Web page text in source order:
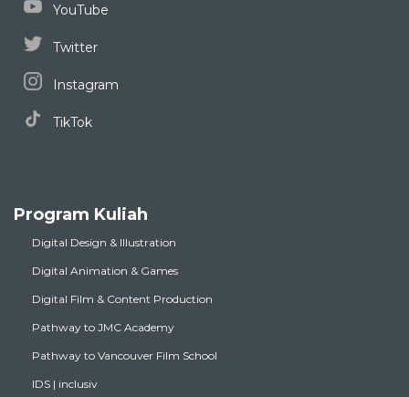
YouTube
Twitter
Instagram
TikTok
Program Kuliah
Digital Design & Illustration
Digital Animation & Games
Digital Film & Content Production
Pathway to JMC Academy
Pathway to Vancouver Film School
IDS | inclusiv